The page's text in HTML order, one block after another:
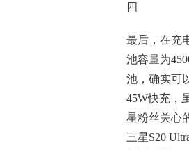
四
最后，在充
池容量为
池，确实可
45W快充，
星粉丝关心
三星S20